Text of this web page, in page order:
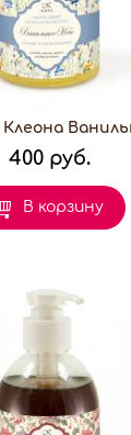
400 руб.
В корзину